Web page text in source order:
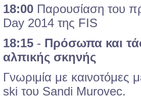
18:00 Παρουσίαση του
Day 2014 της FIS
18:15 - Πρόσωπα και
αλπικής σκηνής
Γνωριμία με καινοτόμες
ski του Sandi Murovec.